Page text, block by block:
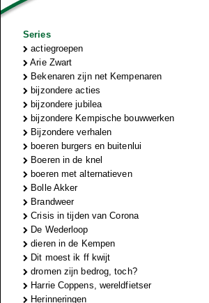
Series
actiegroepen
Arie Zwart
Bekenaren zijn net Kempenaren
bijzondere acties
bijzondere jubilea
bijzondere Kempische bouwwerken
Bijzondere verhalen
boeren burgers en buitenlui
Boeren in de knel
boeren met alternatieven
Bolle Akker
Brandweer
Crisis in tijden van Corona
De Wederloop
dieren in de Kempen
Dit moest ik ff kwijt
dromen zijn bedrog, toch?
Harrie Coppens, wereldfietser
Herinneringen